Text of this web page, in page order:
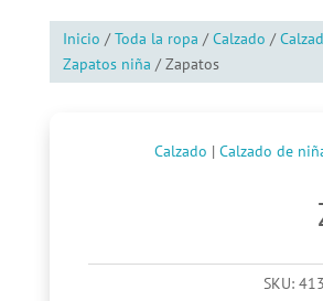
Inicio /Toda la ropa /Calzado /
Zapatos niña / Zapatos
Calzado |Calzado de
SKU: